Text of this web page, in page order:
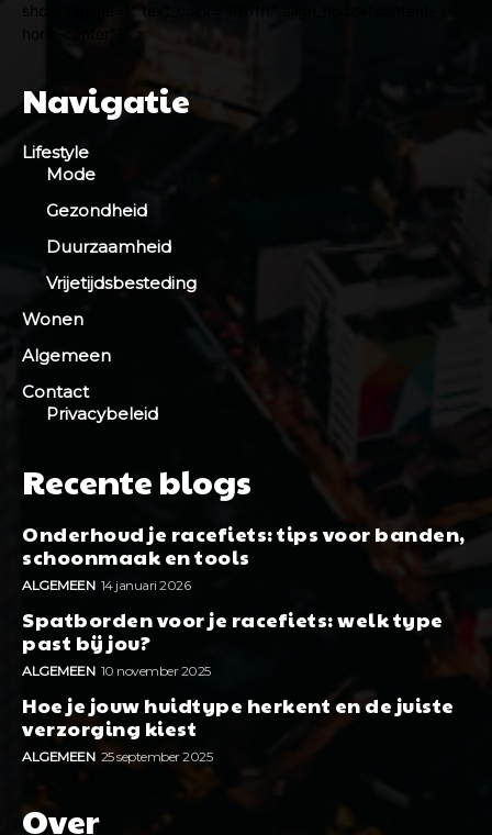
show_tagline="" text_color="#ffffff" align_horiz="content-
Navigatie
Lifestyle
Mode
Gezondheid
Duurzaamheid
Vrijetijdsbesteding
Wonen
Algemeen
Contact
Privacybeleid
Recente blogs
Onderhoud je racefiets: tips voor banden,
schoonmaak en tools
ALGEMEEN 14 januari 2026
Spatborden voor je racefiets: welk type
past bij jou?
ALGEMEEN 10 november 2025
Hoe je jouw huidtype herkent en de juiste
verzorging kiest
ALGEMEEN 25 september 2025
Over